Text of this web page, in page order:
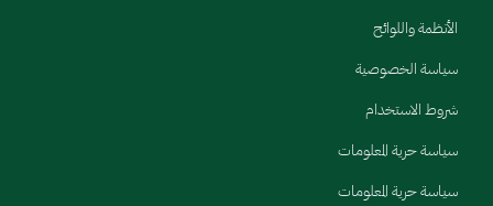
الأنظمة واللوائح
سياسة الخصوصية
شروط الاستخدام
سياسة حرية المعلومات
سياسة حرية المعلومات